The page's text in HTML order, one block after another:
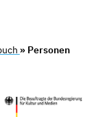
» Personen